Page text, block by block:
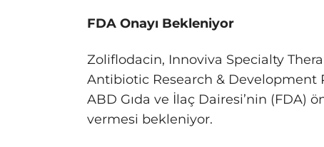
FDA Onayı Bekleniyor
Zoliflodacin, Innoviva Specialty
Antibiotic Research & Development
ABD Gıda ve İlaç Dairesi’nin (FDA)
vermesi bekleniyor.